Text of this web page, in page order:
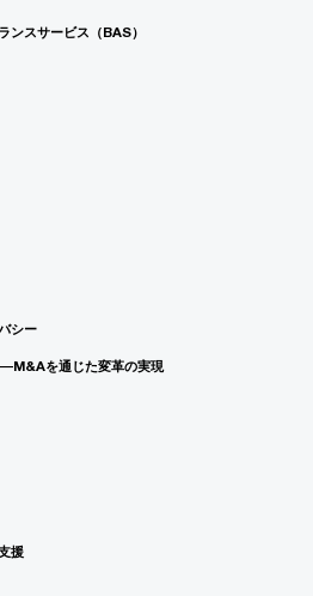
ンスサービス（BAS）
シー
を通じた変革の実現
援